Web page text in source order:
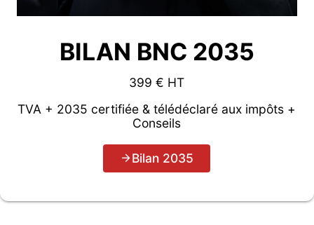
BILAN BNC 2035
399 € HT
TVA + 2035 certifiée & télédéclaré aux impôts +
Conseils
Bilan 2035